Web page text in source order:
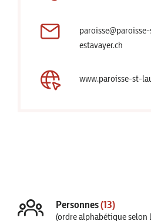
estavayer.ch
www.paroisse-st-
Personnes(13)
(ordre alphabétique selon